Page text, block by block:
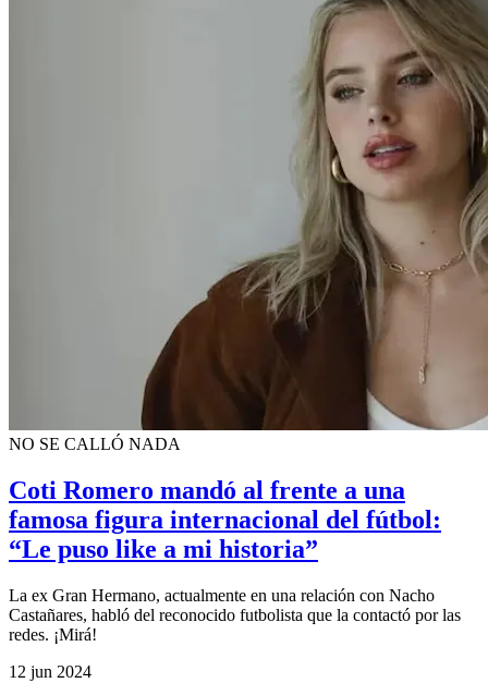
NO SE CALLÓ NADA
Coti Romero mandó al frente a una
famosa figura internacional del fútbol:
“Le puso like a mi historia”
La ex Gran Hermano, actualmente en una relación con Nacho
Castañares, habló del reconocido futbolista que la contactó por las
redes. ¡Mirá!
12 jun 2024